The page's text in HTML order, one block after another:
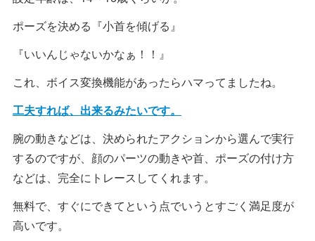
ポーズを決める『小首を傾げる』
『いいんじゃないかなぁ！！』
これ、ボイス変換機能があったらハマってましたね。
工夫すれば、出来るみたいです。
腕の動きなどは、決められたアクションから選んで実行
するのですが、顔のパーツの動きや首、ポーズの付け方
などは、完全にトレースしてくれます。
無料で、すぐにできてという点でいうとすごく満足度が
高いです。